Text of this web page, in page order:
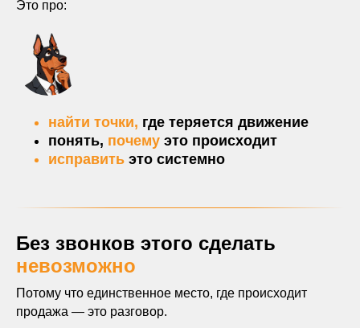
Это про:
найти точки, где теряется движение
понять, почему это происходит
исправить это системно
Без звонков этого сделать
невозможно
Потому что единственное место, где происходит
продажа — это разговор.